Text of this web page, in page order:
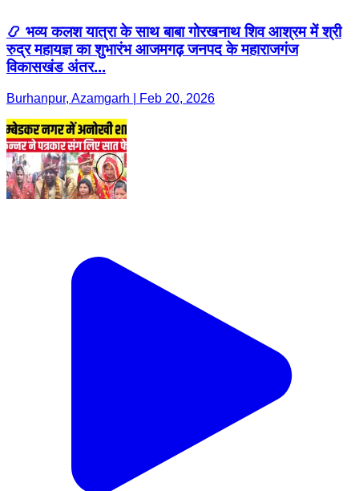
📿 भव्य कलश यात्रा के साथ बाबा गोरखनाथ शिव आश्रम में श्री
रुद्र महायज्ञ का शुभारंभ आजमगढ़ जनपद के महाराजगंज
विकासखंड अंतर...
Burhanpur, Azamgarh | Feb 20, 2026